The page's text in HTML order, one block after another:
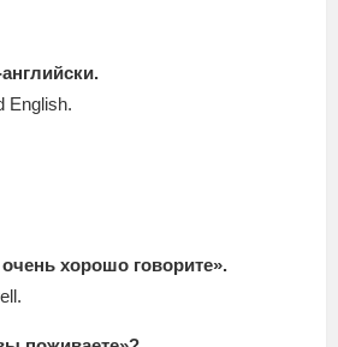
English.
хорошо говорите».